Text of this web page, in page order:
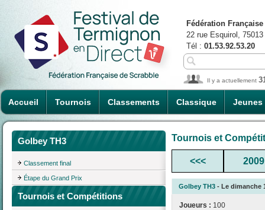
Accueil Tournois Classements Classique Jeunes
Fédération
22 rue Esquirol,
Tél : 01.53.92.53.20
Il y a actuellement
Golbey TH3
Classement final
Étape du Grand Prix
Tournois et Compétitions
Tournois et
<<< 2009
Golbey TH3 - Le dimanche
Joueurs : 100